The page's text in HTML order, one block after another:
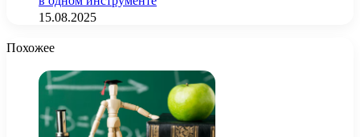
15.08.2025
Похожее